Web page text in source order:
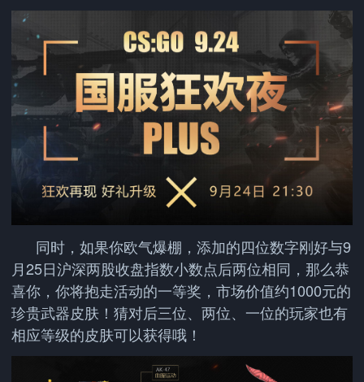
同时，如果你欧气爆棚，添加的四位数字刚好与9
月25日沪深两股收盘指数小数点后两位相同，那么恭
喜你，你将抱走活动的一等奖，市场价值约1000元的
珍贵武器皮肤！猜对后三位、两位、一位的玩家也有
相应等级的皮肤可以获得哦！